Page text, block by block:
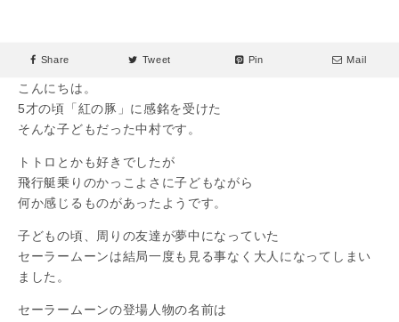
Share Tweet Pin Mail
こんにちは。
5才の頃「紅の豚」に感銘を受けた
そんな子どもだった中村です。
トトロとかも好きでしたが
飛行艇乗りのかっこよさに子どもながら
何か感じるものがあったようです。
子どもの頃、周りの友達が夢中になっていた
セーラームーンは結局一度も見る事なく大人になってしまい
ました。
セーラームーンの登場人物の名前は